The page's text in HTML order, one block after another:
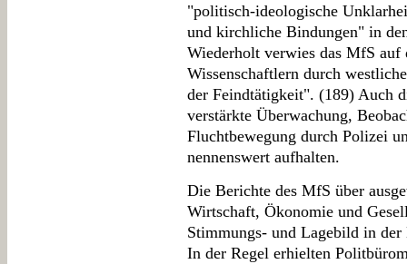
"politisch-ideologische
und kirchliche Bindungen" in
Wiederholt verwies das MfS
Wissenschaftlern durch
der Feindtätigkeit". (189) Auch
verstärkte Überwachung,
Fluchtbewegung durch Polizei
nennenswert aufhalten.
Die Berichte des MfS über
Wirtschaft, Ökonomie und
Stimmungs- und Lagebild in
In der Regel erhielten